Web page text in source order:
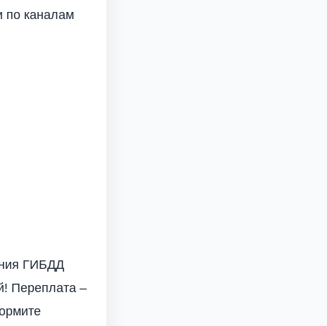
по каналам
ГИБДД
Переплата –